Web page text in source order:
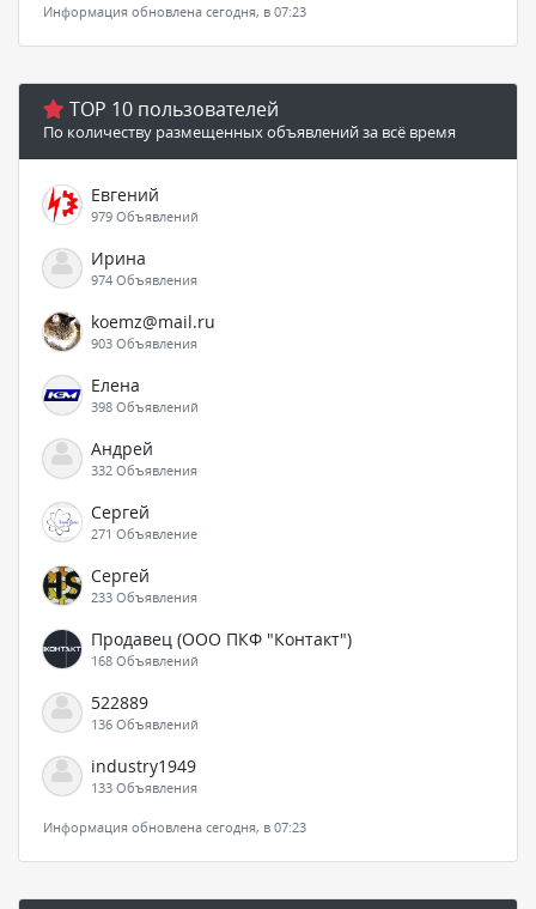
Информация обновлена сегодня, в 07:23
TOP 10 пользователей
По количеству размещенных объявлений за всё время
Евгений
979 Объявлений
Ирина
974 Объявления
koemz@mail.ru
903 Объявления
Елена
398 Объявлений
Андрей
332 Объявления
Сергей
271 Объявление
Сергей
233 Объявления
Продавец (ООО ПКФ "Контакт")
168 Объявлений
522889
136 Объявлений
industry1949
133 Объявления
Информация обновлена сегодня, в 07:23